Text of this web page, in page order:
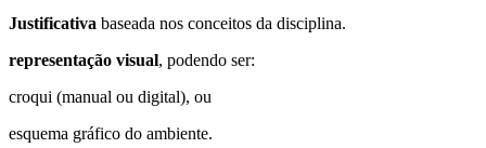
Justificativa baseada nos conceitos da disciplina.
representação visual, podendo ser:
croqui (manual ou digital), ou
esquema gráfico do ambiente.